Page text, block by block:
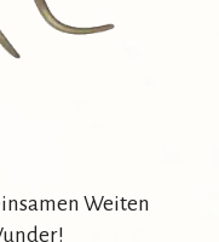
Weiten